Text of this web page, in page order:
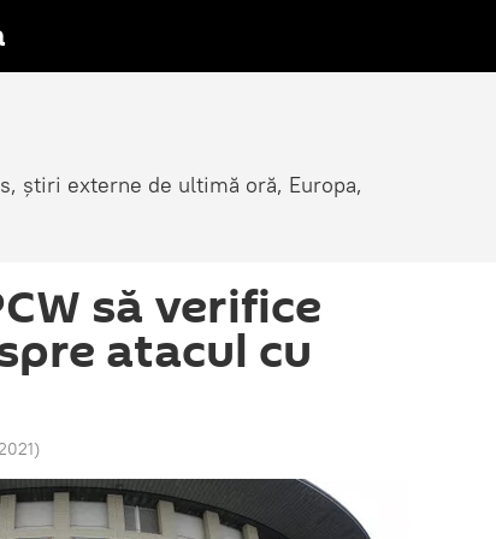
știri externe de ultimă oră, Europa,
să verifice
atacul cu
)